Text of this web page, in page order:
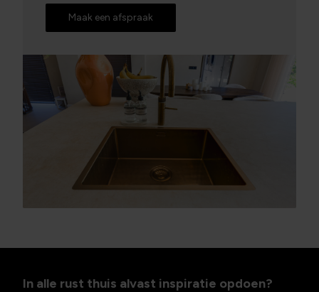
Maak een afspraak
In alle rust thuis alvast inspiratie opdoen?